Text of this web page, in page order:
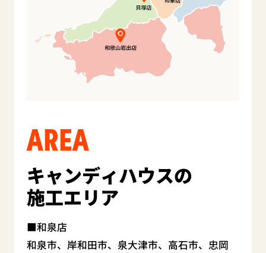
AREA
キャンディハウスの
施工エリア
和泉店
和泉市、岸和田市、泉大津市、高石市、忠岡